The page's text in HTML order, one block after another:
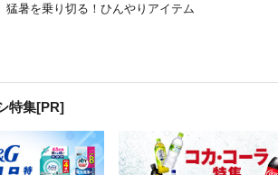
猛暑を乗り切る！ひんやりアイテム
特集[PR]